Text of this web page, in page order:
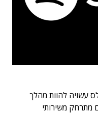
עשויה להוות מהלך
משירותי